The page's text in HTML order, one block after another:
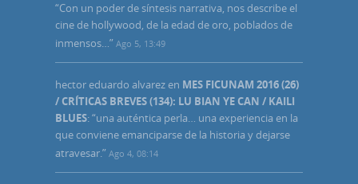
“Con un poder de síntesis narrativa, nos describe el
cine de hollywood, de la edad de oro, poblados de
inmensos…” Ago 5, 13:49
hector eduardo alvarez en MES FICUNAM 2016 (26)
/ CRÍTICAS BREVES (134): LU BIAN YE CAN / KAILI
BLUES: “una auténtica perla… una experiencia en la
que conviene emanciparse de la historia y dejarse
atravesar.” Ago 4, 08:14